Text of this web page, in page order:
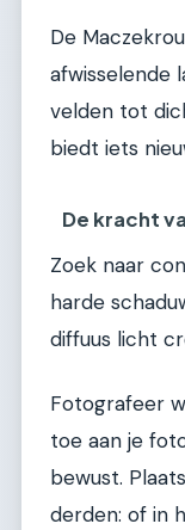
De
afwisselende
velden tot
biedt iets
De kracht
Zoek naar
harde
diffuus licht
Fotografeer
toe aan je
bewust.
derden: of in